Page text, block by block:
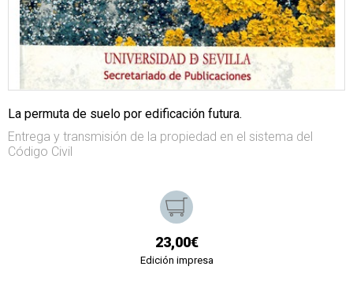
La permuta de suelo por edificación futura.
Entrega y transmisión de la propiedad en el sistema del
Código Civil
23,00€
Edición impresa